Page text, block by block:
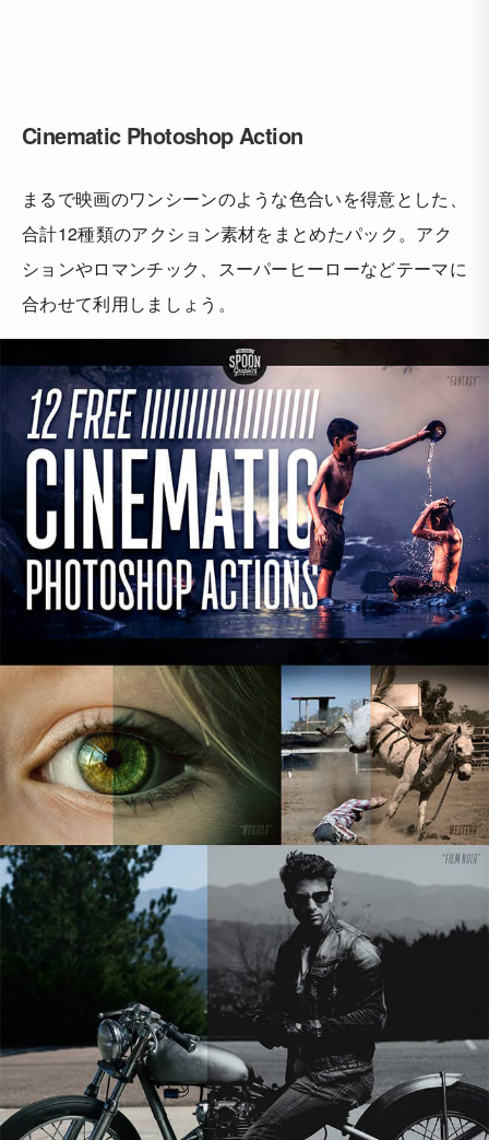
Cinematic Photoshop Action
まるで映画のワンシーンのような色合いを得意とした、
合計12種類のアクション素材をまとめたパック。アク
ションやロマンチック、スーパーヒーローなどテーマに
合わせて利用しましょう。